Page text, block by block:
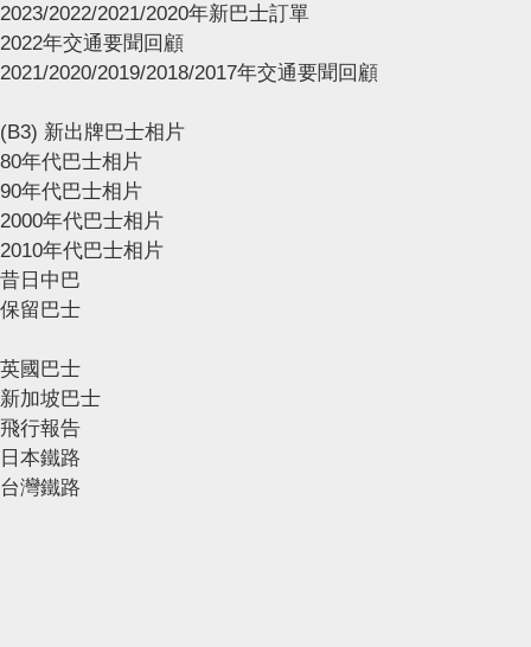
2023/2022/2021/2020年新巴士訂單
2022年交通要聞回顧
2021/2020/2019/2018/2017年交通要聞回顧
(B3) 新出牌巴士相片
80年代巴士相片
90年代巴士相片
2000年代巴士相片
2010年代巴士相片
昔日中巴
保留巴士
英國巴士
新加坡巴士
飛行報告
日本鐵路
台灣鐵路